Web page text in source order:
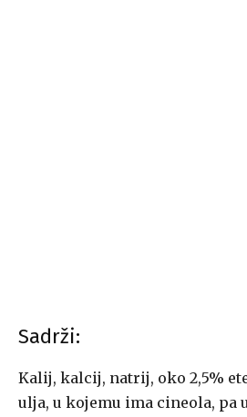
Sadrži:
Kalij, kalcij, natrij, oko 2,5%
ulja, u kojemu ima cineola, pa